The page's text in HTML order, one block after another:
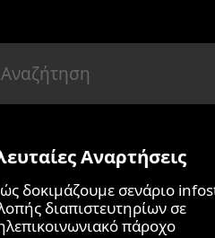
Αναρτήσεις
δοκιμάζουμε σενάριο
διαπιστευτηρίων σε
πάροχο